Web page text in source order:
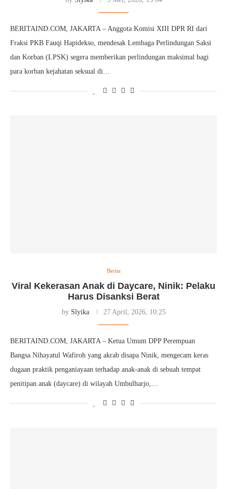
BERITAIND.COM, JAKARTA – Anggota Komisi XIII DPR RI dari
Fraksi PKB Fauqi Hapidekso, mendesak Lembaga Perlindungan Saksi
dan Korban (LPSK) segera memberikan perlindungan maksimal bagi
para korban kejahatan seksual di…
Berita
Viral Kekerasan Anak di Daycare, Ninik: Pelaku
Harus Disanksi Berat
by Slyika 27 April, 2026, 10:25
BERITAIND.COM, JAKARTA – Ketua Umum DPP Perempuan
Bangsa Nihayatul Wafiroh yang akrab disapa Ninik, mengecam keras
dugaan praktik penganiayaan terhadap anak-anak di sebuah tempat
penitipan anak (daycare) di wilayah Umbulharjo,…